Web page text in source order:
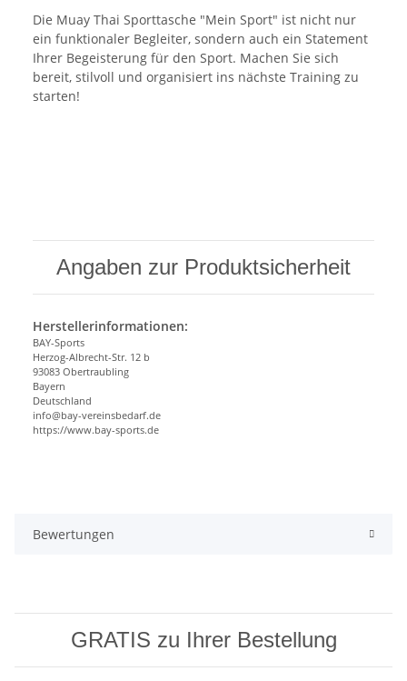
Die Muay Thai Sporttasche "Mein Sport" ist nicht nur
ein funktionaler Begleiter, sondern auch ein Statement
Ihrer Begeisterung für den Sport. Machen Sie sich
bereit, stilvoll und organisiert ins nächste Training zu
starten!
Angaben zur Produktsicherheit
Herstellerinformationen:
BAY-Sports
Herzog-Albrecht-Str. 12 b
93083 Obertraubling
Bayern
Deutschland
info@bay-vereinsbedarf.de
https://www.bay-sports.de
Bewertungen
GRATIS zu Ihrer Bestellung